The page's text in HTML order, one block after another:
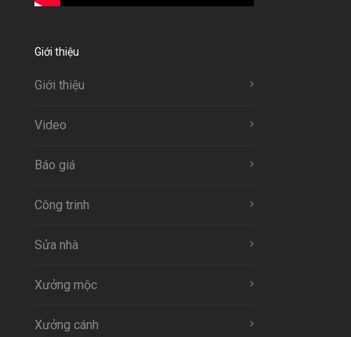
Giới thiệu
Giới thiệu
Video
Báo giá
Công trinh
Sửa nhà
Xưởng mộc
Xưởng cánh